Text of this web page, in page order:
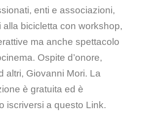
enti e associazioni,
alla bicicletta con workshop,
ma anche spettacolo
Ospite d’onore,
altri, Giovanni Mori. La
è gratuita ed è
iscriversi a questo Link.